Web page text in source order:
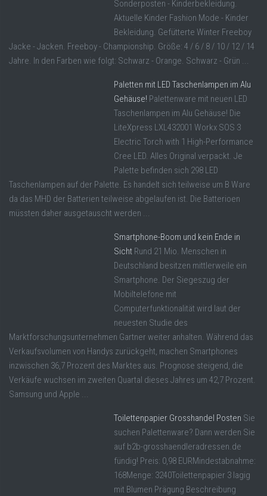
Sonderposten - Kinderbekleidung.
Aktuelle Kinder Fashion Mode - Kinder
Bekleidung. Gefütterte Winter Freeboy
Jacke - Jacken. Freeboy - Championship. Größe: 4 / 6 / 8 / 10 / 12 / 14
Jahre. In den Farben wie folgt: Schwarz - Orange. Schwarz - Grün ...
Paletten mit LED Taschenlampen im Alu
Gehäuse! Palettenware mit neuen LED
Taschenlampen im Alu Gehäuse! Die
LiteXpress LXL432001 Workx SOS 3
Electric Torch with 1 High-Performance
Cree LED. Alles Original verpackt. Je
Palette befinden sich 298 LED
Taschenlampen auf der Palette. Es handelt sich teilweise um B Ware
da das MHD der Batterien teilweise abgelaufen ist. Die Batterioen
müssten daher ausgetauscht werden ...
Smartphone-Boom und kein Ende in
Sicht Rund 21 Mio. Menschen in
Deutschland besitzen mittlerweile ein
Smartphone. Der Siegeszug der
Mobiltelefone mit
Computerfunktionalität wird laut der
neuesten Studie des
Marktforschungsunternehmen Gartner weiter anhalten. Während das
Verkaufsvolumen von Handys zurückgeht, machen Smartphones
inzwischen 36,7 Prozent des Marktes aus. Prognose steigend, die
Verkäufe wuchsen im zweiten Quartal dieses Jahres um 42,7 Prozent.
Samsung und Apple ...
Toilettenpapier Grosshandel Posten Sie
suchen Palettenware? Dann werden Sie
auf b2b-grosshaendleradressen.de
fündig! Preis: 0,98 EURMindestabnahme:
168Menge: 3240Toilettenpapier 3 lagig
mit Blumen Prägung Beschreibung